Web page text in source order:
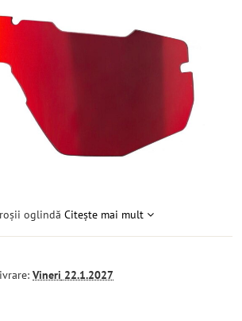
roșii oglindă Citește mai mult
Vineri 22.1.2027